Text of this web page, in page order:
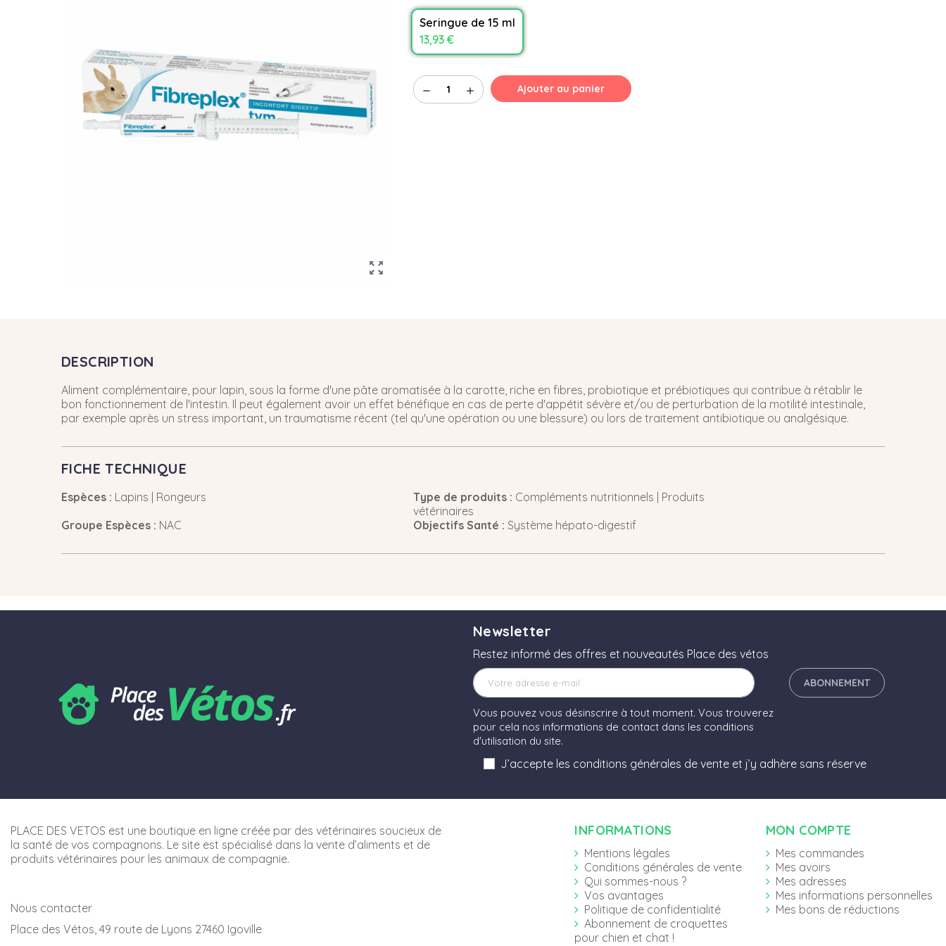
zoom_out_map
Seringue de 15 ml
13,93 €
remove add Ajouter au panier
DESCRIPTION
Aliment complémentaire, pour lapin, sous la forme d'une pâte aromatisée à la carotte, riche en fibres, probiotique et prébiotiques qui contribue à rétablir le
bon fonctionnement de l'intestin. Il peut également avoir un effet bénéfique en cas de perte d'appétit sévère et/ou de perturbation de la motilité intestinale,
par exemple après un stress important, un traumatisme récent (tel qu'une opération ou une blessure) ou lors de traitement antibiotique ou analgésique.
FICHE TECHNIQUE
Espèces : Lapins | Rongeurs Type de produits : Compléments nutritionnels | Produits
vétérinaires
Groupe Espèces : NAC Objectifs Santé : Système hépato-digestif
Newsletter
Restez informé des offres et nouveautés Place des vétos
ABONNEMENT
Vous pouvez vous désinscrire à tout moment. Vous trouverez
pour cela nos informations de contact dans les conditions
d'utilisation du site.
J’accepte les conditions générales de vente et j’y adhère sans réserve
PLACE DES VETOS est une boutique en ligne créée par des vétérinaires soucieux de
la santé de vos compagnons. Le site est spécialisé dans la vente d’aliments et de
produits vétérinaires pour les animaux de compagnie.
Nous contacter
Place des Vétos, 49 route de Lyons 27460 Igoville
INFORMATIONS
Mentions légales
Conditions générales de vente
Qui sommes-nous ?
Vos avantages
Politique de confidentialité
Abonnement de croquettes
pour chien et chat !
MON COMPTE
Mes commandes
Mes avoirs
Mes adresses
Mes informations personnelles
Mes bons de réductions